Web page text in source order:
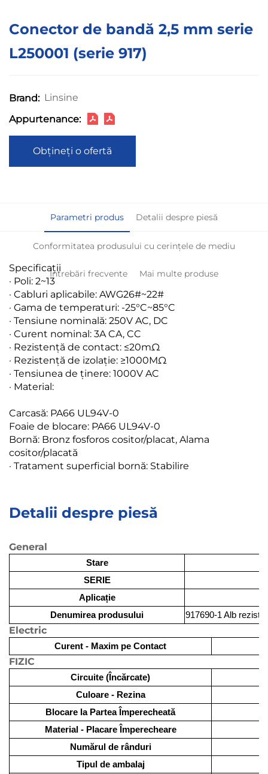
Conector de bandă 2,5 mm serie
L250001 (serie 917)
Brand: Linsine
Appurtenance:
Obțineți o ofertă
Parametri produs Detalii despre piesă
Conformitatea produsului cu cerințele de mediu
Întrebări frecvente Mai multe produse
Specificații
· Poli: 2~13
· Cabluri aplicabile: AWG26#~22#
· Gama de temperaturi: -25°C~85°C
· Tensiune nominală: 250V AC, DC
· Curent nominal: 3A CA, CC
· Rezistență de contact: ≤20mΩ
· Rezistență de izolație: ≥1000MΩ
· Tensiunea de ținere: 1000V AC
· Material:
Carcasă: PA66 UL94V-0
Foaie de blocare: PA66 UL94V-0
Bornă: Bronz fosforos cositor/placat, Alama
cositor/placată
· Tratament superficial bornă: Stabilire
Detalii despre piesă
General
Stare
SERIE
Aplicație
Denumirea produsului
917690-1 Alb
Electric
Curent - Maxim pe Contact
FIZIC
Circuite (Încărcate)
Culoare - Rezina
Blocare la Partea Împerecheată
Material - Placare Împerecheare
Numărul de rânduri
Tipul de ambalaj